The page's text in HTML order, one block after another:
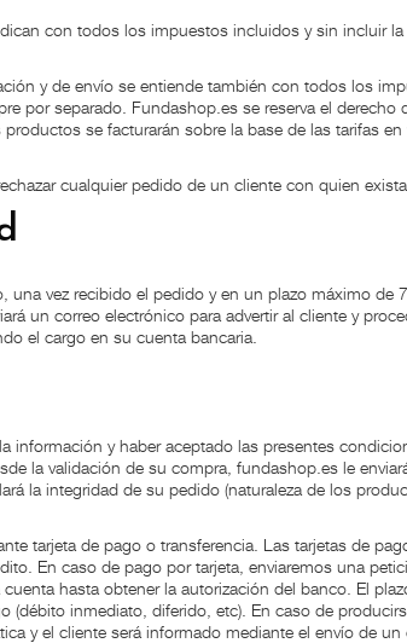
con todos los impuestos incluidos y sin incluir
y de envío se entiende también con todos los
por separado. Fundashop.es se reserva el derecho
se facturarán sobre la base de las tarifas
cualquier pedido de un cliente con quien
vez recibido el pedido y en un plazo máximo de
un correo electrónico para advertir al cliente y
el cargo en su cuenta bancaria.
información y haber aceptado las presentes
la validación de su compra, fundashop.es le
la integridad de su pedido (naturaleza de los
tarjeta de pago o transferencia. Las tarjetas de
En caso de pago por tarjeta, enviaremos una
hasta obtener la autorización del banco. El
(débito inmediato, diferido, etc). En caso de
y el cliente será informado mediante el envío de un